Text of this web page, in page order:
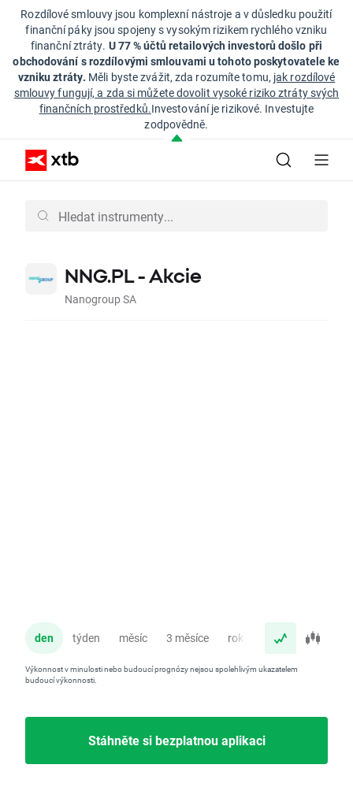
Rozdílové smlouvy jsou komplexní nástroje a v důsledku použití
finanční páky jsou spojeny s vysokým rizikem rychlého vzniku
finanční ztráty. U 77 % účtů retailových investorů došlo při
obchodování s rozdílovými smlouvami u tohoto poskytovatele ke
vzniku ztráty. Měli byste zvážit, zda rozumíte tomu, jak rozdílové
smlouvy fungují, a zda si můžete dovolit vysoké riziko ztráty svých
finančních prostředků.Investování je rizikové. Investujte
zodpovědně.
NNG.PL - Akcie
Nanogroup SA
den týden měsíc 3 měsíce rok
Výkonnost v minulosti nebo budoucí prognózy nejsou spolehlivým ukazatelem
budoucí výkonnosti.
Stáhněte si bezplatnou aplikaci